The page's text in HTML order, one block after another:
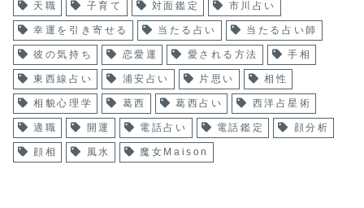
天職 子育て 対面鑑定 市川占い
幸運を引き寄せる 当たる占い 当たる占い師
彼の気持ち 恋愛運 愛される方法 手相
東西線占い 浦安占い 片思い 相性
相貌心理学 葛西 葛西占い 西洋占星術
適職 開運 電話占い 電話鑑定 顔分析
顔相 風水 魔女Maison